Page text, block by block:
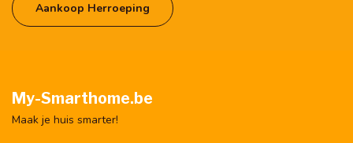
Aankoop Herroeping
My-Smarthome.be
Maak je huis smarter!